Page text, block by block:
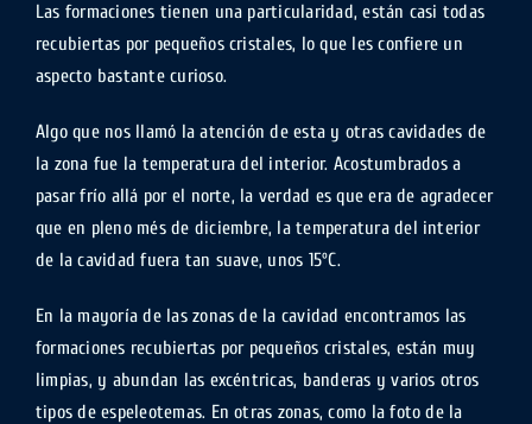
Las formaciones tienen una particularidad, están casi todas
recubiertas por pequeños cristales, lo que les confiere un
aspecto bastante curioso.
Algo que nos llamó la atención de esta y otras cavidades de
la zona fue la temperatura del interior. Acostumbrados a
pasar frío allá por el norte, la verdad es que era de agradecer
que en pleno més de diciembre, la temperatura del interior
de la cavidad fuera tan suave, unos 15ºC.
En la mayoría de las zonas de la cavidad encontramos las
formaciones recubiertas por pequeños cristales, están muy
limpias, y abundan las excéntricas, banderas y varios otros
tipos de espeleotemas. En otras zonas, como la foto de la